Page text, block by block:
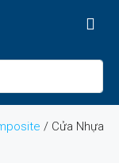
/ Cửa Nhựa